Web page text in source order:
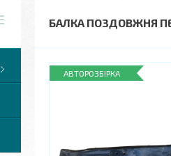
БАЛКА ПОЗДОВЖНЯ
АВТОРОЗБІРКА